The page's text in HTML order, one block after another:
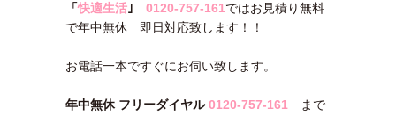
「快適生活 ｣ 0120-757-161ではお見積り無料
で年中無休 即日対応致します！！
お電話一本ですぐにお伺い致します。
年中無休 フリーダイヤル0120-757-161 まで